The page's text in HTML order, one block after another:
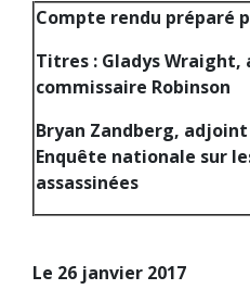
Compte rendu préparé
Titres : Gladys
commissaire Robinson
Bryan Zandberg,
Enquête nationale sur
assassinées
Le 26 janvier 2017